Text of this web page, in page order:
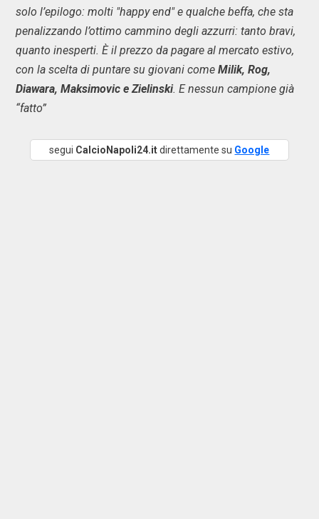
solo l’epilogo: molti "happy end" e qualche beffa, che sta
penalizzando l’ottimo cammino degli azzurri: tanto bravi,
quanto inesperti. È il prezzo da pagare al mercato estivo,
con la scelta di puntare su giovani come Milik, Rog,
Diawara, Maksimovic e Zielinski. E nessun campione già
“fatto”
segui CalcioNapoli24.itdirettamente su Google